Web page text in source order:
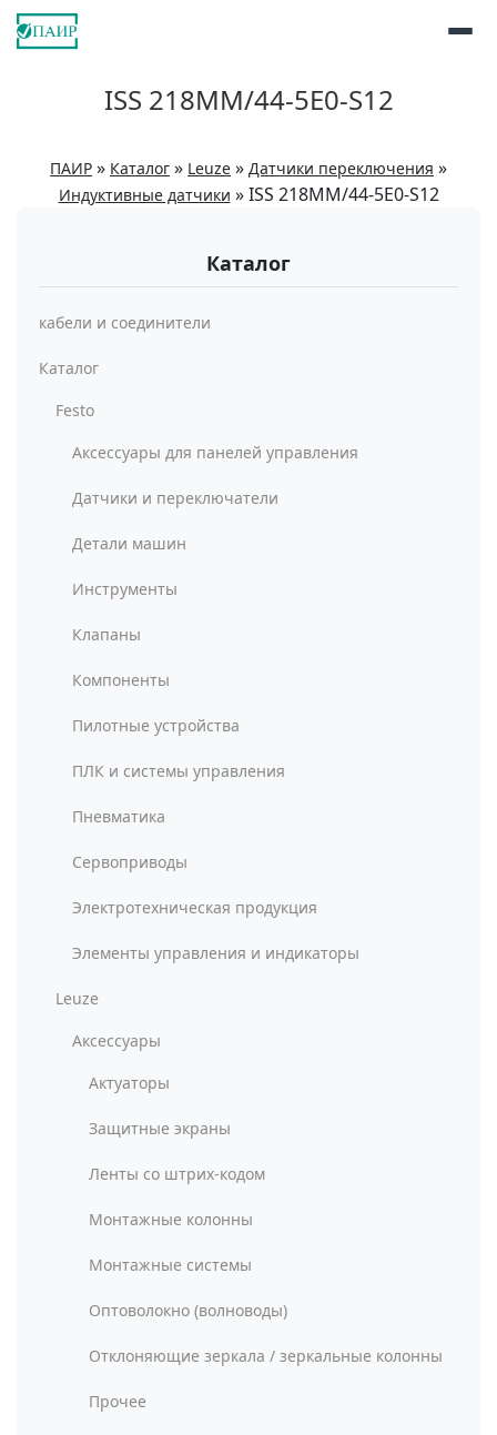
ISS 218MM/44-5E0-S12
ПАИР » Каталог » Leuze » Датчики переключения »
Индуктивные датчики »ISS 218MM/44-5E0-S12
Каталог
кабели и соединители
Каталог
Festo
Аксессуары для панелей управления
Датчики и переключатели
Детали машин
Инструменты
Клапаны
Компоненты
Пилотные устройства
ПЛК и системы управления
Пневматика
Сервоприводы
Электротехническая продукция
Элементы управления и индикаторы
Leuze
Аксессуары
Актуаторы
Защитные экраны
Ленты со штрих-кодом
Монтажные колонны
Монтажные системы
Оптоволокно (волноводы)
Отклоняющие зеркала / зеркальные колонны
Прочее